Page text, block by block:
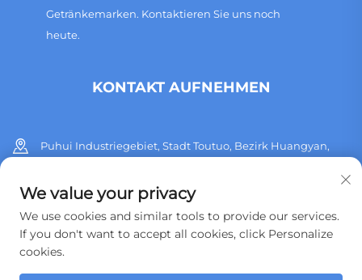
Getränkemarken. Kontaktieren Sie uns noch
heute.
KONTAKT AUFNEHMEN
Puhui Industriegebiet, Stadt Toutuo, Bezirk Huangyan,
+86 13515760932
[email protected]
We value your privacy
We use cookies and similar tools to provide our services.
If you don't want to accept all cookies, click Personalize
cookies.